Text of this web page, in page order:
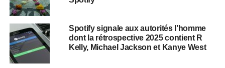
Spotify signale aux autorités l’homme
dont la rétrospective 2025 contient R
Kelly, Michael Jackson et Kanye West